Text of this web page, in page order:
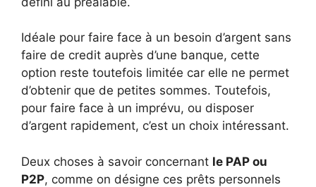
Idéale pour faire face à un besoin d’argent sans
faire de credit auprès d’une banque, cette
option reste toutefois limitée car elle ne permet
d’obtenir que de petites sommes. Toutefois,
pour faire face à un imprévu, ou disposer
d’argent rapidement, c’est un choix intéressant.
Deux choses à savoir concernant le PAP ou
P2P, comme on désigne ces prêts personnels